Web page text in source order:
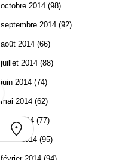
octobre 2014 (98)
septembre 2014 (92)
août 2014 (66)
juillet 2014 (88)
juin 2014 (74)
mai 2014 (62)
avril 2014 (77)
mars 2014 (95)